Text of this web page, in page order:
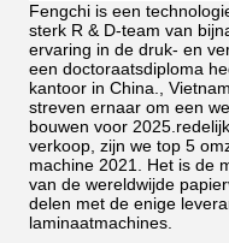
Fengchi is een
sterk R & D-team van
ervaring in de druk- en
een doctoraatsdiploma
kantoor in China.,
streven ernaar om een
bouwen voor
verkoop, zijn we top 5
machine 2021. Het is de
van de wereldwijde
delen met de enige
laminaatmachines.